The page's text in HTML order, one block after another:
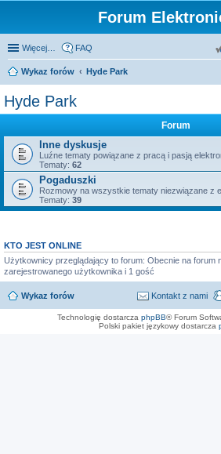
Forum
Więcej… FAQ
Wykaz forów
Hyde Park
Hyde Park
Forum
Inne dyskusje
Luźne tematy powiązane z pracą i pasją
Tematy: 62
Pogaduszki
Rozmowy na wszystkie tematy niezwiązane z
Tematy: 39
KTO JEST ONLINE
Użytkownicy przeglądający to forum: Obecnie na forum
zarejestrowanego użytkownika i 1 gość
Wykaz forów Kontakt z nami
Technologię dostarcza phpBB® Forum
Polski pakiet językowy dostarcza